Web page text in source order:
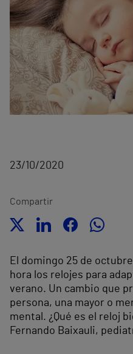
23/10/2020
Compartir
El domingo 25 de
hora los relojes para
verano. Un cambio que
persona, una mayor o
mental. ¿Qué es el reloj
Fernando Baixauli,